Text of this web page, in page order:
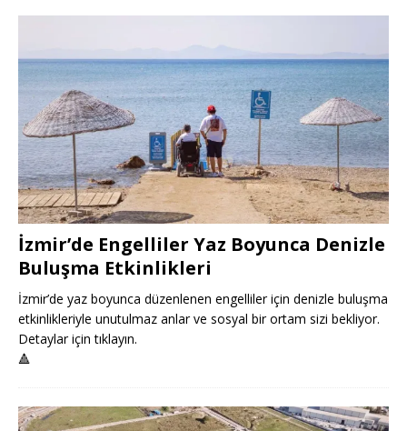
İzmir’de Engelliler Yaz Boyunca Denizle
Buluşma Etkinlikleri
İzmir’de yaz boyunca düzenlenen engelliler için denizle buluşma
etkinlikleriyle unutulmaz anlar ve sosyal bir ortam sizi bekliyor.
Detaylar için tıklayın.
🔺